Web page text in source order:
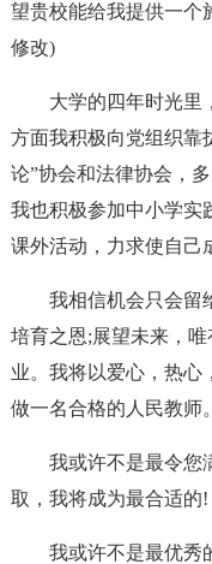
望贵校能给我提供一个
修改)
大学的四年时光里
方面我积极向党组织靠
论”协会和法律协会，
我也积极参加中小学实
课外活动，力求使自己
我相信机会只会留
培育之恩;展望未来，
业。我将以爱心，热心
做一名合格的人民教师
我或许不是最令您
取，我将成为最合适的!
我或许不是最优秀